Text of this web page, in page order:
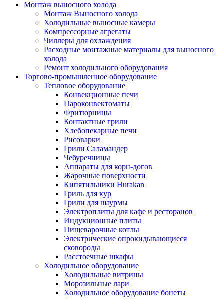
Монтаж выносного холода
Монтаж Выносного холода
Холодильные выносные камеры
Компрессорные агрегаты
Чиллеры для охлаждения
Расходные монтажные материалы для выносного
холода
Ремонт холодильного оборудования
Торгово-промышленное оборудование
Тепловое оборудование
Конвекционные печи
Пароконвектоматы
Фритюрницы
Контактные грили
Хлебопекарные печи
Рисоварки
Грили Саламандер
Чебуречницы
Аппараты для корн-догов
Жарочные поверхности
Кипятильники Hurakan
Гриль для кур
Грили для шаурмы
Электроплиты для кафе и ресторанов
Индукционные плиты
Пищеварочные котлы
Электрические опрокидывающиеся
сковороды
Расстоечные шкафы
Холодильное оборудование
Холодильные витрины
Морозильные лари
Холодильное оборудование бонеты